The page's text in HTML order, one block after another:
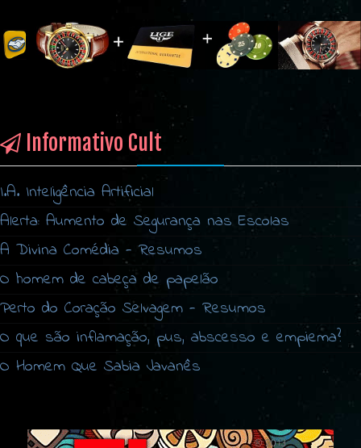
Informativo Cult
I.A. Inteligência Artificial
Alerta: Aumento de Segurança nas Escolas
A Divina Comédia - Resumos
O homem de cabeça de papelão
Perto do Coração Selvagem - Resumos
O que são inflamação, pus, abscesso e empiema?
O Homem Que Sabia Javanês